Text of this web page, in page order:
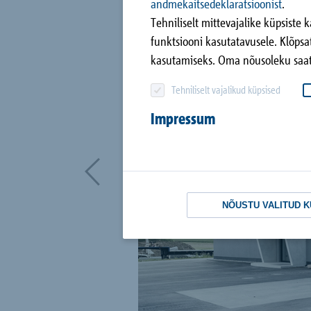
andmekaitsedeklaratsioonist.
Tehniliselt mittevajalike küpsiste
funktsiooni kasutatavusele.
kasutamiseks. Oma nõusoleku
Tehniliselt vajalikud küpsised
Impressum
NÕUSTU VALITUD